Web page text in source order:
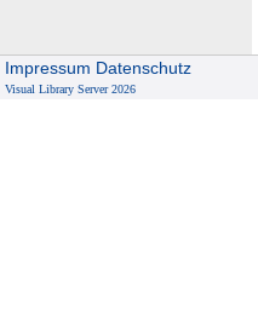
Impressum Datenschutz
Visual Library Server 2026